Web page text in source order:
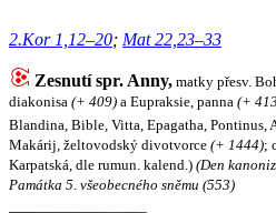
2.Kor 1,12–20; Mat 22,23–33
Zesnutí spr. Anny, matky přesv.
diakonisa (+ 409) a Eupraksie, panna (+
Blandina, Bible, Vitta, Epagatha, Pontinus,
Makárij, želtovodský divotvorce (+ 1444);
Karpatská, dle rumun. kalend.) (Den
Památka 5. všeobecného sněmu (553)